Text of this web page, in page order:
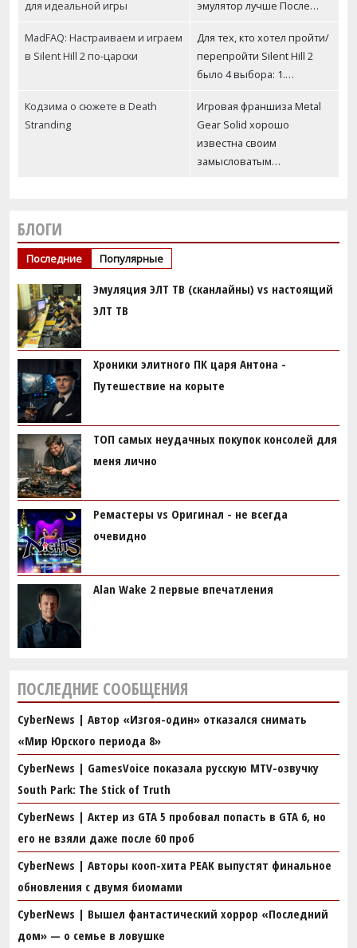
БЛОГИ
Последние Популярные
Эмуляция ЭЛТ ТВ (сканлайны) vs настоящий
ЭЛТ ТВ
Хроники элитного ПК царя Антона -
Путешествие на корыте
ТОП самых неудачных покупок консолей для
меня лично
Ремастеры vs Оригинал - не всегда
очевидно
Alan Wake 2 первые впечатления
ПОСЛЕДНИЕ СООБЩЕНИЯ
CyberNews | Автор «Изгоя-один» отказался снимать
«Мир Юрского периода 8»
CyberNews | GamesVoice показала русскую MTV-озвучку
South Park: The Stick of Truth
CyberNews | Актер из GTA 5 пробовал попасть в GTA 6, но
его не взяли даже после 60 проб
CyberNews | Авторы кооп-хита PEAK выпустят финальное
обновления с двумя биомами
CyberNews | Вышел фантастический хоррор «Последний
дом» — о семье в ловушке
для идеальной игры эмулятор лучше После…
MadFAQ: Настраиваем и играем
в Silent Hill 2 по-царски
Для тех, кто хотел пройти/
перепройти Silent Hill 2
было 4 выбора: 1.…
Кодзима о сюжете в Death
Stranding
Игровая франшиза Metal
Gear Solid хорошо
известна своим
замысловатым…